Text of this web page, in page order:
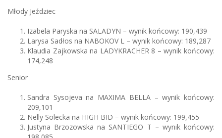
Młody Jeździec
Izabela Paryska na SALADYN – wynik końcowy: 190,439
Larysa Sadłos na NABOKOV L – wynik końcowy: 189,287
Klaudia Zajkowska na LADYKRACHER 8 – wynik końcowy:
174,248
Senior
Sandra Sysojeva na MAXIMA BELLA – wynik końcowy:
209,101
Nelly Solecka na HIGH BID – wynik końcowy: 199,455
Justyna Brzozowska na SANTIEGO T – wynik końcowy: